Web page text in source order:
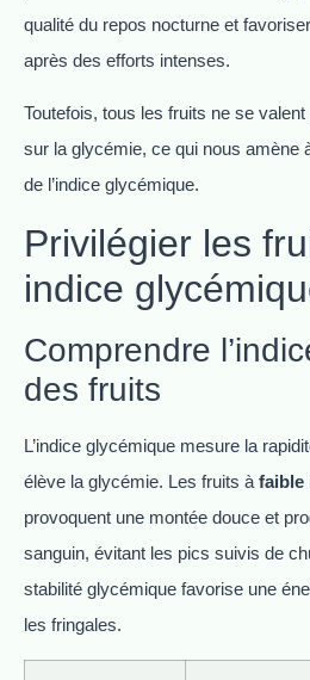
qualité du repos nocturne et
après des efforts intenses.
Toutefois, tous les fruits ne se
sur la glycémie, ce qui nous amène
de l’indice glycémique.
Privilégier les
indice
Comprendre
des fruits
L’indice glycémique mesure la
élève la glycémie. Les fruits à faible
provoquent une montée douce et
sanguin, évitant les pics suivis de
stabilité glycémique favorise une
les fringales.